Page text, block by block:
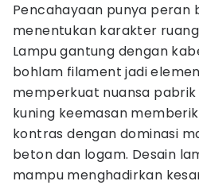
Pencahayaan punya peran
menentukan karakter
Lampu gantung dengan
bohlam filament jadi
memperkuat nuansa
kuning keemasan
kontras dengan dominasi
beton dan logam. Desain
mampu menghadirkan